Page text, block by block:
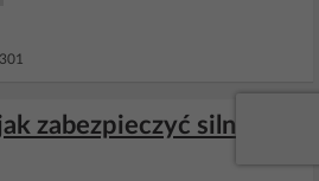
zabezpieczyć silnika